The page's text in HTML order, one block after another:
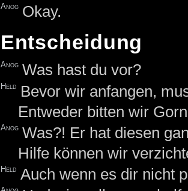
Anog Okay.
Entscheidung
Anog Was hast du vor?
Held
Bevor wir anfangen,
Entweder bitten wir
Anog Was?! Er hat diesen
Hilfe können wir
Held Auch wenn es dir nicht